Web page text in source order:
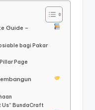
Guide –
bagi Pakar
Page
Us” BundaCraft